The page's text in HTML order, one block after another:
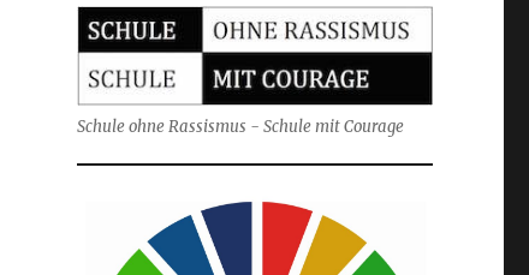
Schule ohne Rassismus - Schule mit Courage